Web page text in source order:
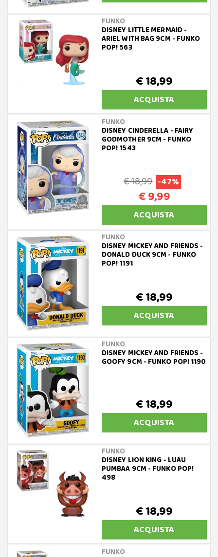
FUNKO
DISNEY LITTLE MERMAID -
ARIEL WITH BAG 9CM - FUNKO
POP! 563
€ 18,99
ACQUISTA
FUNKO
DISNEY CINDERELLA - FAIRY
GODMOTHER 9CM - FUNKO
POP! 1543
€ 18,99 -47%
€ 9,99
ACQUISTA
FUNKO
DISNEY MICKEY AND FRIENDS -
DONALD DUCK 9CM - FUNKO
POP! 1191
€ 18,99
ACQUISTA
FUNKO
DISNEY MICKEY AND FRIENDS -
GOOFY 9CM - FUNKO POP! 1190
€ 18,99
ACQUISTA
FUNKO
DISNEY LION KING - LUAU
PUMBAA 9CM - FUNKO POP!
498
€ 18,99
ACQUISTA
FUNKO